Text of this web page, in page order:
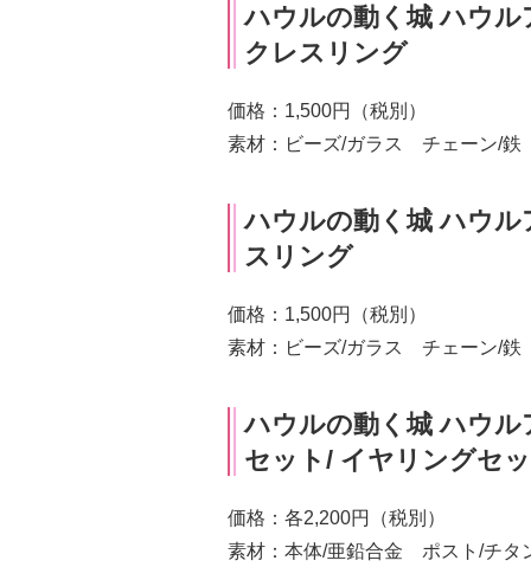
ハウルの動く城 ハウ
クレスリング
価格：1,500円（税別）
素材：ビーズ/ガラス チェーン/
ハウルの動く城 ハウ
スリング
価格：1,500円（税別）
素材：ビーズ/ガラス チェーン/
ハウルの動く城 ハウ
セット/ イヤリングセ
価格：各2,200円（税別）
素材：本体/亜鉛合金 ポスト/チ